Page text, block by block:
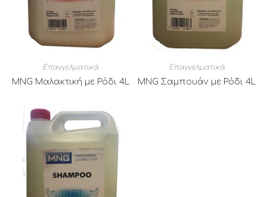
Επαγγελματικά
MNG Μαλακτική με Ρόδι 4L
Επαγγελματικά
MNG Σαμπουάν με Ρόδι 4L